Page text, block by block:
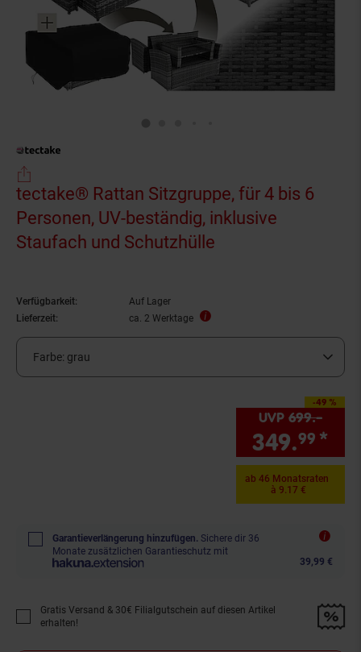
tectake® Rattan Sitzgruppe, für 4 bis 6
Personen, UV-beständig, inklusive
Staufach und Schutzhülle
Verfügbarkeit:
Auf Lager
Lieferzeit:
ca. 2 Werktage
Farbe: grau
-49 %
Sie Sparen 49 Prozent,
UVP 699.–UVP
349.99 *
ab 46 Monatsraten
à 9.17 €
Garantieverlängerung hinzufügen. Sichere dir 36
Monate zusätzlichen Garantieschutz mit
39,99 €
Promotion "Gratis Versand &amp; 30€ Filialgutschein auf diesen Artikel
Gratis Versand & 30€ Filialgutschein auf diesen Artikel
erhalten!